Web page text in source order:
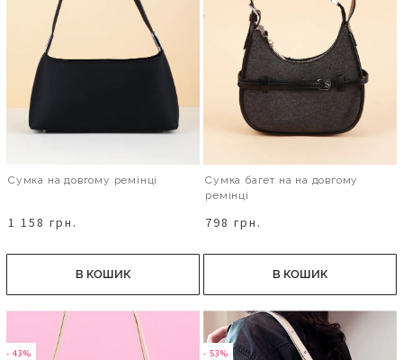
Сумка на довгому ремінці
1 158 грн.
В КОШИК
Сумка багет на на довгому
ремінці
798 грн.
В КОШИК
- 43% - 53%